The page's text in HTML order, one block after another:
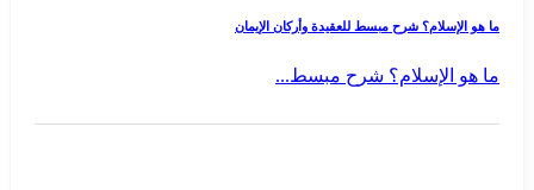
ما هو الإسلام؟ شرح مبسط للعقيدة وأركان الإيمان
ما هو الإسلام؟ شرح مبسط...